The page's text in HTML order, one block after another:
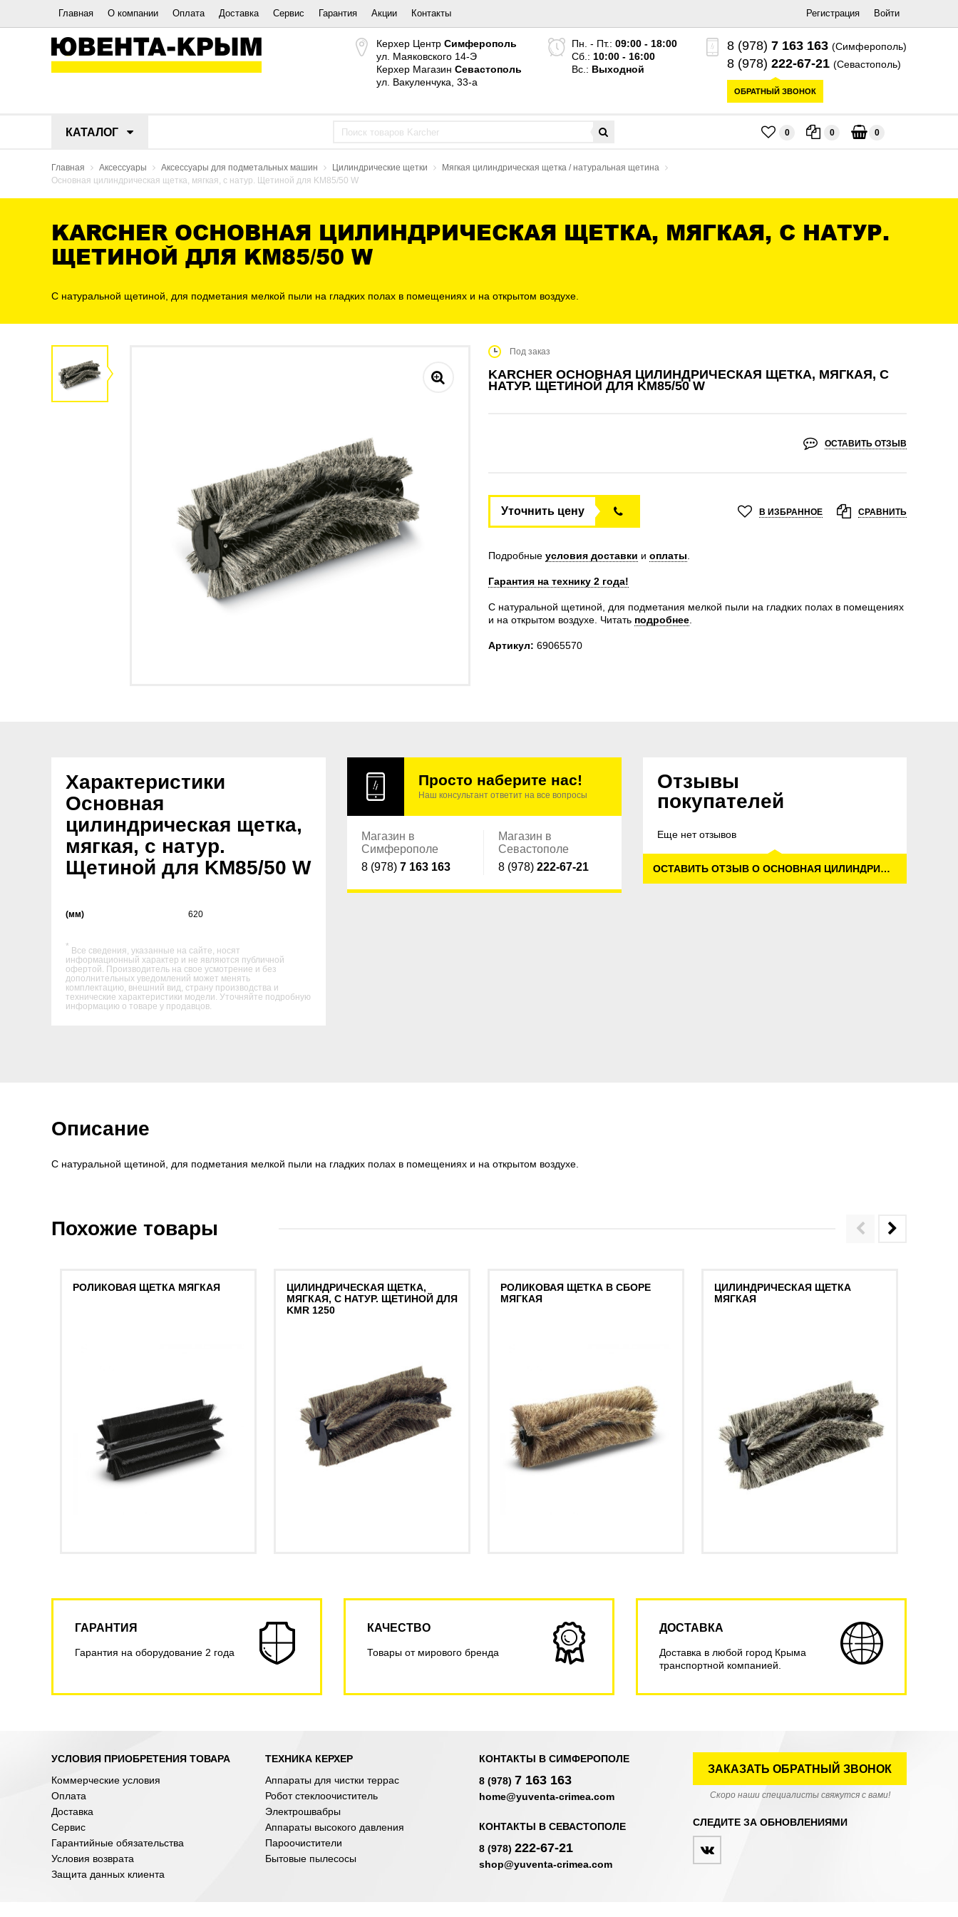
Главная О компании Оплата Доставка Сервис Гарантия Акции Контакты Регистрация Войти
Керхер Центр Симферополь
ул. Маяковского 14-Э
Керхер Магазин Севастополь
ул. Вакуленчука, 33-а
Пн. - Пт.: 09:00 - 18:00
Сб.: 10:00 - 16:00
Вс.: Выходной
8 (978) 7 163 163 (Симферополь)
8 (978) 222-67-21 (Севастополь)
ОБРАТНЫЙ ЗВОНОК
КАТАЛОГ 0 0 0
Главная Аксессуары Аксессуары для подметальных машин Цилиндрические щетки
Мягкая цилиндрическая щетка / натуральная щетина
Основная цилиндрическая щетка, мягкая, с натур. Щетиной для KM85/50 W
KARCHER ОСНОВНАЯ ЦИЛИНДРИЧЕСКАЯ ЩЕТКА, МЯГКАЯ, С НАТУР.
ЩЕТИНОЙ ДЛЯ KM85/50 W
С натуральной щетиной, для подметания мелкой пыли на гладких полах в помещениях и на открытом воздухе.
Под заказ
KARCHER ОСНОВНАЯ ЦИЛИНДРИЧЕСКАЯ ЩЕТКА, МЯГКАЯ, С
НАТУР. ЩЕТИНОЙ ДЛЯ KM85/50 W
ОСТАВИТЬ ОТЗЫВ
Уточнить цену В ИЗБРАННОЕ СРАВНИТЬ
Подробные условия доставки и оплаты
Гарантия на технику 2 года!
С натуральной щетиной, для подметания мелкой пыли на гладких полах в помещениях
и на открытом воздухе. Читать подробнее.
Артикул: 69065570
Характеристики
Основная
цилиндрическая щетка,
мягкая, с натур.
Щетиной для KM85/50 W
(мм) 620
* Все сведения, указанные на сайте, носят
информационный характер и не являются публичной
офертой. Производитель на свое усмотрение и без
дополнительных уведомлений может менять
комплектацию, внешний вид, страну производства и
технические характеристики модели. Уточняйте подробную
информацию о товаре у продавцов.
Просто наберите нас!
Наш консультант ответит на все вопросы
Магазин в
Симферополе
8 (978) 7 163 163
Магазин в
Севастополе
8 (978)222-67-21
Отзывы
покупателей
Еще нет отзывов
ОСТАВИТЬ ОТЗЫВ О ОСНОВНАЯ ЦИЛИНДРИЧЕСКАЯ ЩЕТКА, МЯГКАЯ, С НАТУР. ЩЕТИНОЙ ДЛЯ KM85/50 W
Описание
С натуральной щетиной, для подметания мелкой пыли на гладких полах в помещениях и на открытом воздухе.
Похожие товары
РОЛИКОВАЯ ЩЕТКА МЯГКАЯ
ЦИЛИНДРИЧЕСКАЯ ЩЕТКА,
МЯГКАЯ, С НАТУР. ЩЕТИНОЙ ДЛЯ
KMR 1250
РОЛИКОВАЯ ЩЕТКА В СБОРЕ
МЯГКАЯ
ЦИЛИНДРИЧЕСКАЯ ЩЕТКА
МЯГКАЯ
ГАРАНТИЯ
Гарантия на оборудование 2 года
КАЧЕСТВО
Товары от мирового бренда
ДОСТАВКА
Доставка в любой город Крыма
транспортной компанией.
УСЛОВИЯ ПРИОБРЕТЕНИЯ ТОВАРА
Коммерческие условия
Оплата
Доставка
Сервис
Гарантийные обязательства
Условия возврата
Защита данных клиента
ТЕХНИКА КЕРХЕР
Аппараты для чистки террас
Робот стеклоочиститель
Электрошвабры
Аппараты высокого давления
Пароочистители
Бытовые пылесосы
КОНТАКТЫ В СИМФЕРОПОЛЕ
8 (978) 7 163 163
home@yuventa-crimea.com
КОНТАКТЫ В СЕВАСТОПОЛЕ
8 (978) 222-67-21
shop@yuventa-crimea.com
ЗАКАЗАТЬ ОБРАТНЫЙ ЗВОНОК
Скоро наши специалисты свяжутся с вами!
СЛЕДИТЕ ЗА ОБНОВЛЕНИЯМИ